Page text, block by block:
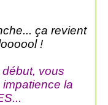
ça revient
!
vous
la